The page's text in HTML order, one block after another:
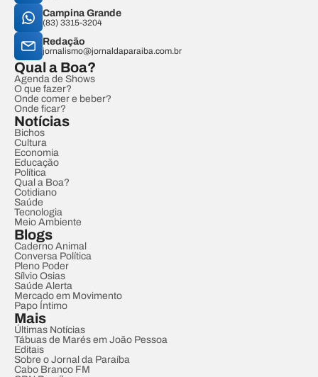
Campina Grande
(83) 3315-3204
Redação
jornalismo@jornaldaparaiba.com.br
Qual a Boa?
Agenda de Shows
O que fazer?
Onde comer e beber?
Onde ficar?
Notícias
Bichos
Cultura
Economia
Educação
Política
Qual a Boa?
Cotidiano
Saúde
Tecnologia
Meio Ambiente
Blogs
Caderno Animal
Conversa Política
Pleno Poder
Sílvio Osias
Saúde Alerta
Mercado em Movimento
Papo Íntimo
Mais
Últimas Notícias
Tábuas de Marés em João Pessoa
Editais
Sobre o Jornal da Paraíba
Cabo Branco FM